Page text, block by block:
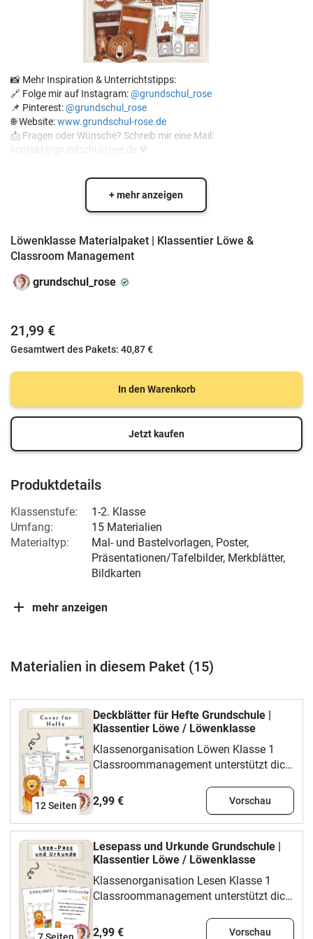
📸 Mehr Inspiration & Unterrichtstipps:
🔗 Folge mir auf Instagram:@grundschul_rose
📌 Pinterest:@grundschul_rose
🌐 Website:www.grundschul-rose.de
📩 Fragen oder Wünsche? Schreib mir eine Mail:
kontakt@grundschul-rose.de 🌹
+ mehr anzeigen
Löwenklasse Materialpaket | Klassentier Löwe &
Classroom Management
grundschul_rose
21,99 €
Gesamtwert des Pakets: 40,87 €
In den Warenkorb
Jetzt kaufen
Produktdetails
Klassenstufe:
1-2. Klasse
Umfang:
15 Materialien
Materialtyp:
Mal- und Bastelvorlagen, Poster,
Präsentationen/Tafelbilder, Merkblätter,
Bildkarten
mehr anzeigen
Materialien in diesem Paket (15)
12Seiten
Deckblätter für Hefte Grundschule |
Klassentier Löwe / Löwenklasse
Klassenorganisation Löwen Klasse 1
Classroommanagement unterstützt dich
Organisation, Orientierung und
wiederkehrenden Routinen im
Schulalltag.Das steckt im MaterialDu
nutzt das Material, um Abläufe sichtbar
zu machen, Hinweise klar zu platzieren
vorzubereiten. Besonders passend ist es
für Klassenorganisation, Tagesstruktur,
Klassenraumgestaltung.Struktur und
2,99 € Vorschau
7Seiten
Lesepass und Urkunde Grundschule |
Klassentier Löwe / Löwenklasse
Klassenorganisation Lesen Klasse 1
Classroommanagement unterstützt dich
Organisation, Orientierung und
2,99 € Vorschau